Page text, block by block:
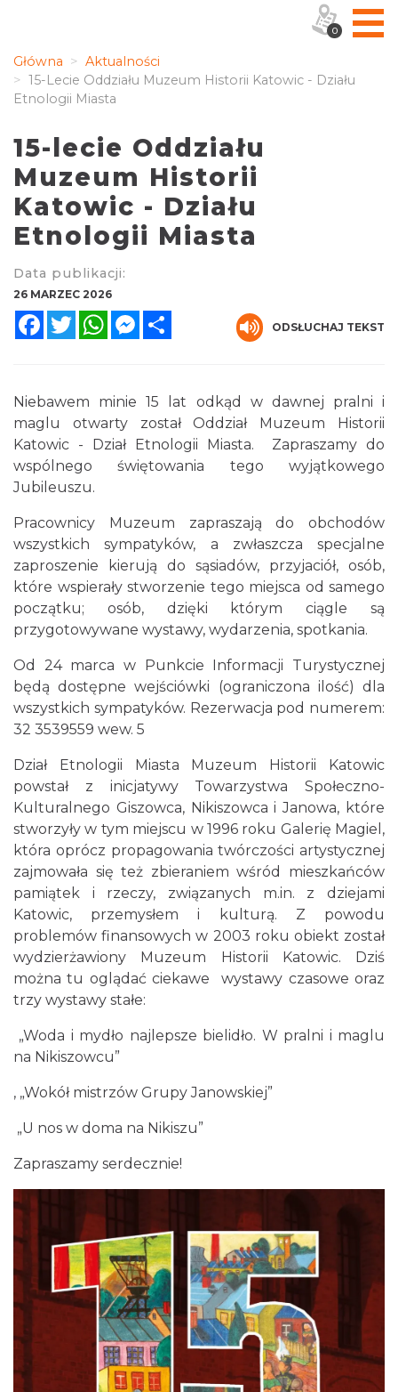
Główna
Aktualności
15-Lecie Oddziału Muzeum Historii Katowic - Działu
Etnologii Miasta
15-lecie Oddziału
Muzeum Historii
Katowic - Działu
Etnologii Miasta
Data publikacji:
26 MARZEC 2026
FacebookTwitterWhatsAppMessenger
ODSŁUCHAJ TEKST
Niebawem minie 15 lat odkąd w dawnej pralni i
maglu otwarty został Oddział Muzeum Historii
Katowic - Dział Etnologii Miasta. Zapraszamy do
wspólnego świętowania tego wyjątkowego
Jubileuszu.
Pracownicy Muzeum zapraszają do obchodów
wszystkich sympatyków, a zwłaszcza specjalne
zaproszenie kierują do sąsiadów, przyjaciół, osób,
które wspierały stworzenie tego miejsca od samego
początku; osób, dzięki którym ciągle są
przygotowywane wystawy, wydarzenia, spotkania.
Od 24 marca w Punkcie Informacji Turystycznej
będą dostępne wejściówki (ograniczona ilość) dla
wszystkich sympatyków. Rezerwacja pod numerem:
32 3539559 wew. 5
Dział Etnologii Miasta Muzeum Historii Katowic
powstał z inicjatywy Towarzystwa Społeczno-
Kulturalnego Giszowca, Nikiszowca i Janowa, które
stworzyły w tym miejscu w 1996 roku Galerię Magiel,
która oprócz propagowania twórczości artystycznej
zajmowała się też zbieraniem wśród mieszkańców
pamiątek i rzeczy, związanych m.in. z dziejami
Katowic, przemysłem i kulturą. Z powodu
problemów finansowych w 2003 roku obiekt został
wydzierżawiony Muzeum Historii Katowic. Dziś
można tu oglądać ciekawe wystawy czasowe oraz
trzy wystawy stałe:
„Woda i mydło najlepsze bielidło. W pralni i maglu
na Nikiszowcu”
, „Wokół mistrzów Grupy Janowskiej”
„U nos w doma na Nikiszu”
Zapraszamy serdecznie!
0